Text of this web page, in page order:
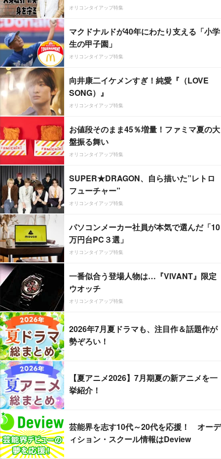
オリコンタイアップ特集
マクドナルドが40年にわたり支える「小学
生の甲子園」
オリコンタイアップ特集
向井康二イケメンすぎ！純愛『（LOVE
SONG）』
オリコンタイアップ特集
お値段そのまま45％増量！ファミマ夏の大
盤振る舞い
オリコンタイアップ特集
SUPER★DRAGON、自ら描いた”レトロ
フューチャー”
オリコンタイアップ特集
パソコンメーカー社員が本気で選んだ「10
万円台PC３選」
オリコンタイアップ特集
一番似合う登場人物は…『VIVANT』限定
ウオッチ
オリコンタイアップ特集
2026年7月夏ドラマも、注目作＆話題作が
勢ぞろい！
【夏アニメ2026】7月期夏の新アニメを一
挙紹介！
芸能界を志す10代～20代を応援！ オーデ
ィション・スクール情報はDeview